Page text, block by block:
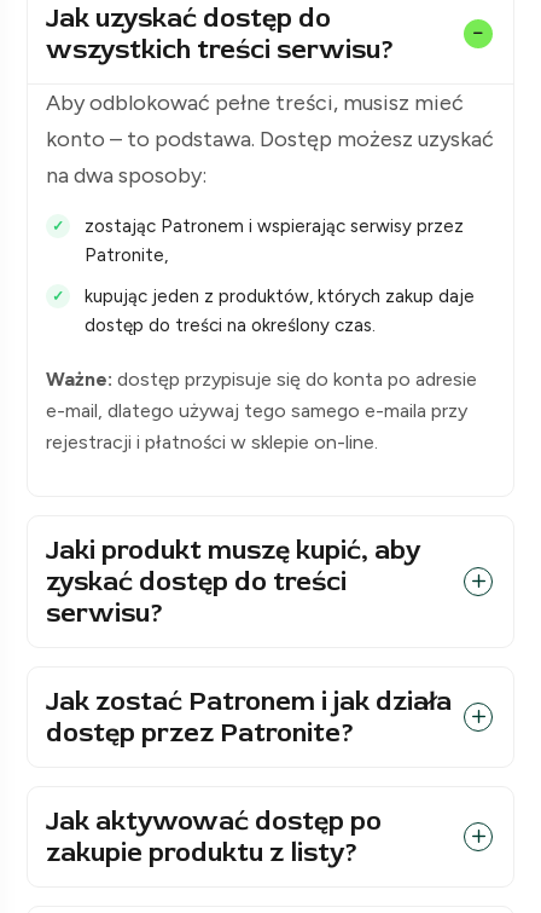
Jak uzyskać dostęp do
wszystkich treści serwisu?
Aby odblokować pełne treści, musisz mieć
konto – to podstawa. Dostęp możesz uzyskać
na dwa sposoby:
zostając Patronem i wspierając serwisy przez
Patronite,
kupując jeden z produktów, których zakup daje
dostęp do treści na określony czas.
Ważne: dostęp przypisuje się do konta po adresie
e-mail, dlatego używaj tego samego e-maila przy
rejestracji i płatności w sklepie on-line.
Jaki produkt muszę kupić, aby
zyskać dostęp do treści
serwisu?
Jak zostać Patronem i jak działa
dostęp przez Patronite?
Jak aktywować dostęp po
zakupie produktu z listy?